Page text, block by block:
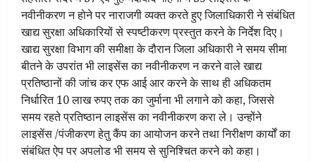
नवीनीकरण न होने पर नाराजगी व्यक्त करते हुए जिलाधिकारी ने संबंधित
खाद्य सुरक्षा अधिकारियों से स्पष्टीकरण प्रस्तुत करने के निर्देश दिए।
खाद्य सुरक्षा विभाग की समीक्षा के दौरान जिला अधिकारी ने समय सीमा
बीतने के उपरांत भी लाइसेंस का नवीनीकरण न करने वाले खाद्य
प्रतिष्ठानों की जांच कर एफ आई आर करने के साथ ही अधिकतम
निर्धारित 10 लाख रुपए तक का जुर्माना भी लगाने को कहा, जिससे
समय रहते प्रतिष्ठान लाइसेंस का नवीनीकरण करा ले। उन्होंने
लाइसेंस /पंजीकरण हेतु कैंप का आयोजन करने तथा निरीक्षण कार्यों का
संबंधित ऐप पर अपलोड भी समय से सुनिश्चित करने को कहा।